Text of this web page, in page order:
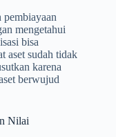
pembiayaan
mengetahui
bisa
aset sudah tidak
karena
berwujud
Nilai